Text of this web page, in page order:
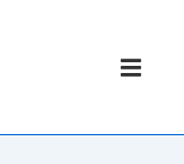
Główna